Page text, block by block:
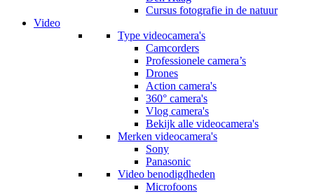
Cursus fotografie in de natuur
Video
Type videocamera's
Camcorders
Professionele camera’s
Drones
Action camera's
360° camera's
Vlog camera's
Bekijk alle videocamera's
Merken videocamera's
Sony
Panasonic
Video benodigdheden
Microfoons